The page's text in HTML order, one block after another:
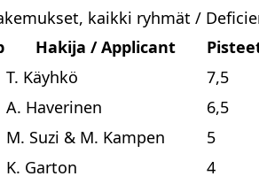
kaikki ryhmät /
Hakija / Applicant
T. Käyhkö 7,5
A. Haverinen 6,5
M. Suzi & M. Kampen 5
K. Garton 4